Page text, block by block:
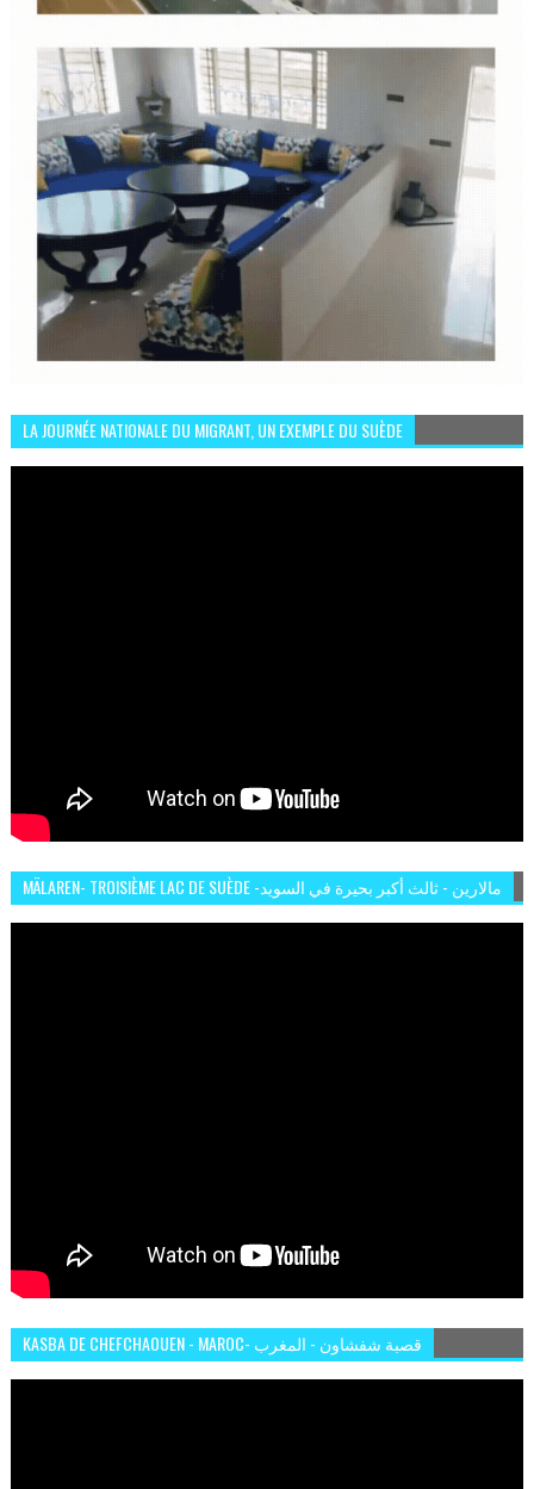
LA JOURNÉE NATIONALE DU MIGRANT, UN EXEMPLE DU SUÈDE
MÄLAREN- TROISIÈME LAC DE SUÈDE -مالارين - ثالث أكبر بحيرة في السويد
KASBA DE CHEFCHAOUEN - MAROC- قصبة شفشاون - المغرب